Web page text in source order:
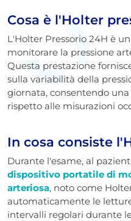
Cosa è l'Holter
L'Holter Pressorio 24H è
monitorare la pressione
Questa prestazione
sulla variabilità della
giornata, consentendo
rispetto alle misurazioni
In cosa consiste
Durante l'esame, al
dispositivo portatile di
arteriosa, noto come
automaticamente le
intervalli regolari durante